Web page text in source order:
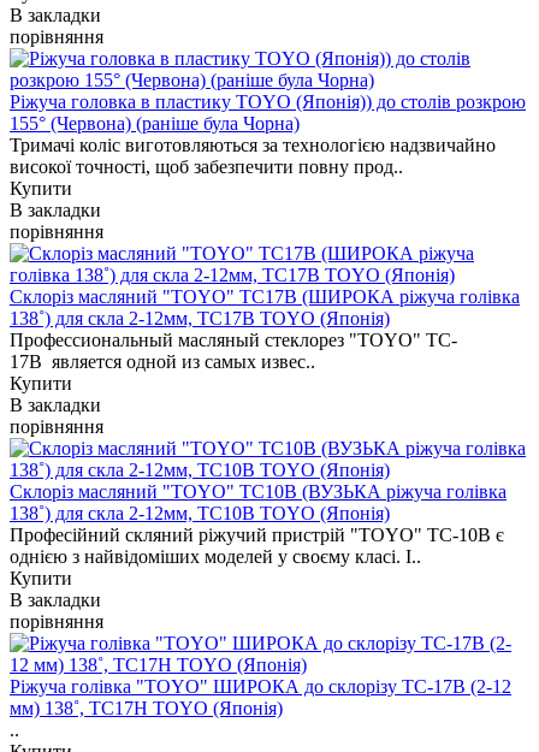
В закладки
порівняння
Ріжуча головка в пластику TOYO (Японія)) до столів розкрою
155° (Червона) (раніше була Чорна)
Тримачі коліс виготовляються за технологією надзвичайно
високої точності, щоб забезпечити повну прод..
Купити
В закладки
порівняння
Склоріз масляний "TOYO" TC17B (ШИРОКА ріжуча голівка
138˚) для скла 2-12мм, TC17B TOYO (Японія)
Профессиональный масляный стеклорез "TOYO" TC-
17B является одной из самых извес..
Купити
В закладки
порівняння
Склоріз масляний "TOYO" TC10B (ВУЗЬКА ріжуча голівка
138˚) для скла 2-12мм, TC10B TOYO (Японія)
Професійний скляний ріжучий пристрій "TOYO" TC-10B є
однією з найвідоміших моделей у своєму класі. І..
Купити
В закладки
порівняння
Ріжуча голівка "TOYO" ШИРОКА до склорізу TC-17B (2-12
мм) 138˚, TC17H TOYO (Японія)
..